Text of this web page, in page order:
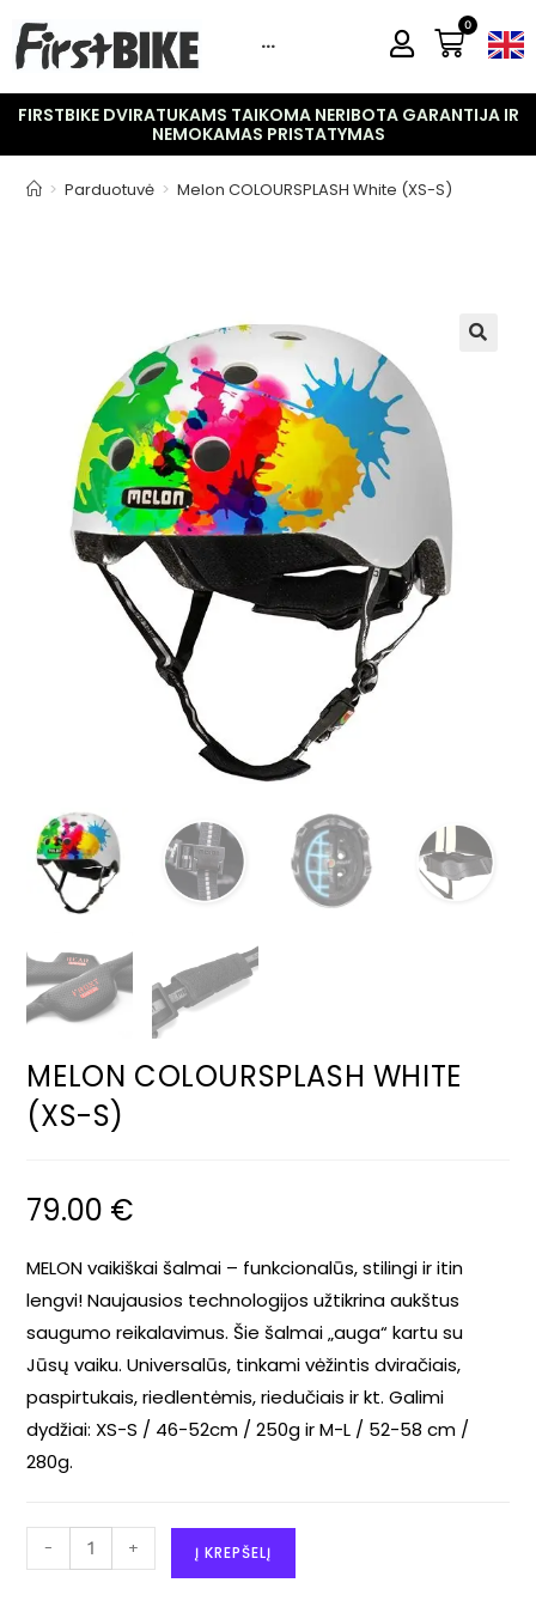
···
0
FIRSTBIKE DVIRATUKAMS TAIKOMA NERIBOTA GARANTIJA IR
NEMOKAMAS PRISTATYMAS
> Parduotuvė > Melon COLOURSPLASH White (XS-S)
MELON COLOURSPLASH WHITE
(XS-S)
79.00 €
MELON vaikiškai šalmai – funkcionalūs, stilingi ir itin
lengvi! Naujausios technologijos užtikrina aukštus
saugumo reikalavimus. Šie šalmai „auga“ kartu su
Jūsų vaiku. Universalūs, tinkami vėžintis dviračiais,
paspirtukais, riedlentėmis, riedučiais ir kt. Galimi
dydžiai: XS-S / 46-52cm / 250g ir M-L / 52-58 cm /
280g.
- + Į KREPŠELĮ